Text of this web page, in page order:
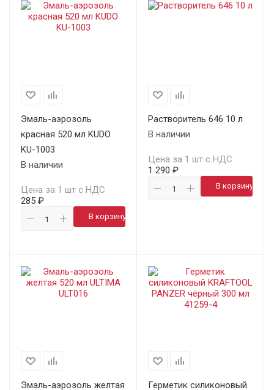
Эмаль-аэрозоль
красная 520 мл KUDO
KU-1003
В наличии
Цена за 1 шт с НДС
285 ₽
В корзину
Растворитель 646 10 л
В наличии
Цена за 1 шт с НДС
1 290 ₽
В корзину
Эмаль-аэрозоль желтая Герметик силиконовый